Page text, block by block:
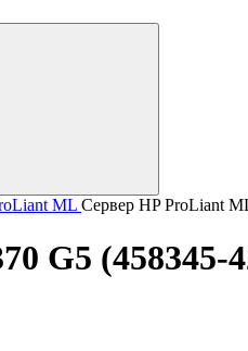
ML Сервер HP ProLiant
G5 (458345-